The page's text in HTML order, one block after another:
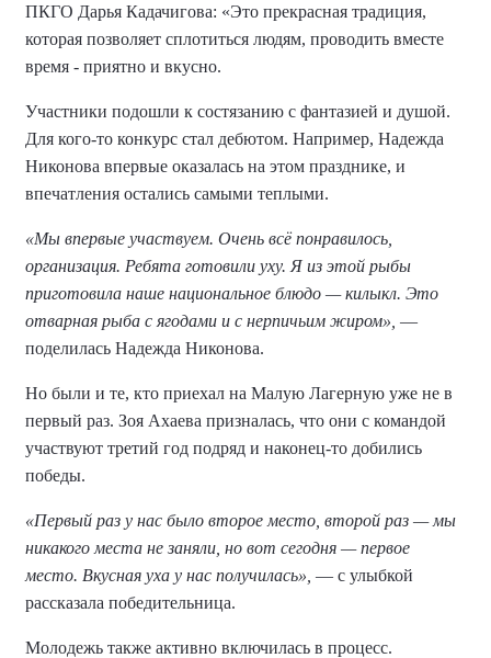
ПКГО Дарья Кадачигова: «Это прекрасная традиция,
которая позволяет сплотиться людям, проводить вместе
время - приятно и вкусно.
Участники подошли к состязанию с фантазией и душой.
Для кого-то конкурс стал дебютом. Например, Надежда
Никонова впервые оказалась на этом празднике, и
впечатления остались самыми теплыми.
«Мы впервые участвуем. Очень всё понравилось,
организация. Ребята готовили уху. Я из этой рыбы
приготовила наше национальное блюдо — килыкл. Это
отварная рыба с ягодами и с нерпичьим жиром», —
поделилась Надежда Никонова.
Но были и те, кто приехал на Малую Лагерную уже не в
первый раз. Зоя Ахаева призналась, что они с командой
участвуют третий год подряд и наконец-то добились
победы.
«Первый раз у нас было второе место, второй раз — мы
никакого места не заняли, но вот сегодня — первое
место. Вкусная уха у нас получилась», — с улыбкой
рассказала победительница.
Молодежь также активно включилась в процесс.